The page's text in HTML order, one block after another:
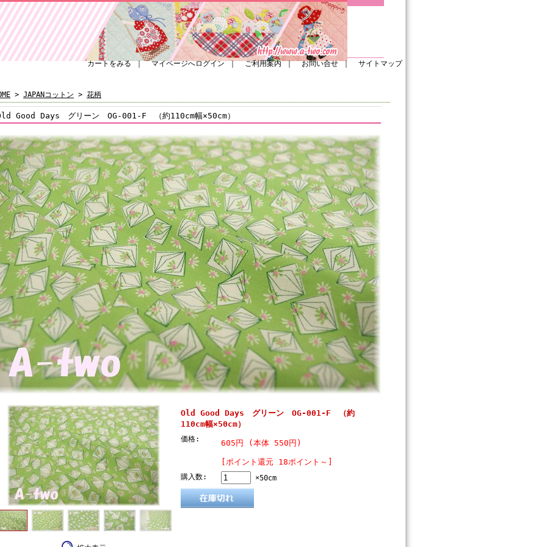
カートをみる｜ マイページへログイン｜ ご利用案内｜ お問い合せ｜ サイトマップ
> JAPANコットン > 花柄
Good Days グリーン OG-001-F （約110cm幅×50cm）
Old Good Days グリーン OG-001-F （約
110cm幅×50cm）
価格: 605円 (本体 550円)
[ポイント還元 18ポイント～]
購入数: ×50cm